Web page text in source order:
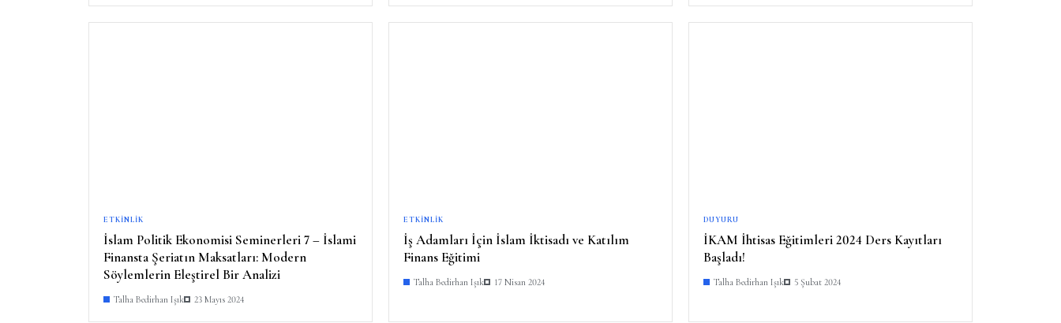
ETKINLIK
İslam Politik Ekonomisi Seminerleri 7 – İslami
Finansta Şeriatın Maksatları: Modern
Söylemlerin Eleştirel Bir Analizi
Talha Bedirhan Işık 23 Mayıs 2024
ETKINLIK
İş Adamları İçin İslam İktisadı ve Katılım
Finans Eğitimi
Talha Bedirhan Işık 17 Nisan 2024
DUYURU
İKAM İhtisas Eğitimleri 2024 Ders Kayıtları
Başladı!
Talha Bedirhan Işık 5 Şubat 2024